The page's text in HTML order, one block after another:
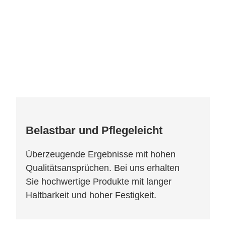
Belastbar und Pflegeleicht
Überzeugende Ergebnisse mit hohen
Qualitätsansprüchen. Bei uns erhalten
Sie hochwertige Produkte mit langer
Haltbarkeit und hoher Festigkeit.